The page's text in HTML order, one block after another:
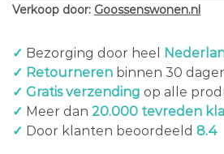
Verkoop door: Goossenswonen.nl
✓ Bezorging door heel
✓ Retourneren binnen 30
✓ Gratis verzending op alle
✓ Meer dan 20.000 tevreden
✓ Door klanten beoordeeld 8.4